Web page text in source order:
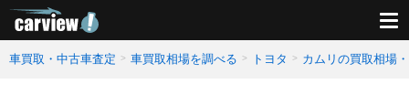
車買取・中古車査定 車買取相場を調べる トヨタ カムリの買取相場